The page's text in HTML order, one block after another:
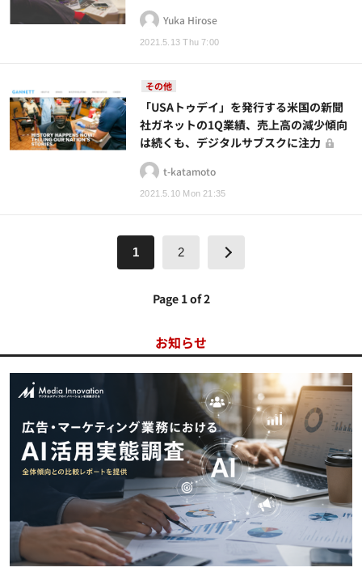
2021.5.13 Thu 7:00
Yuka Hirose
その他
2021.5.10 Mon 21:35
「USAトゥデイ」を発行する米国の新聞
社ガネットの1Q業績、売上高の減少傾向
は続くも、デジタルサブスクに注力
t-katamoto
1 2
Page 1 of 2
お知らせ